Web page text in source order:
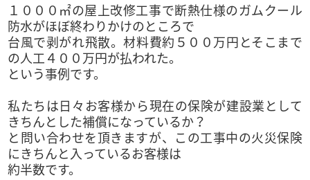
１０００㎡の屋上改修工事で断熱仕様のガムクール
防水がほぼ終わりかけのところで
台風で剥がれ飛散。材料費約５００万円とそこまで
の人工４００万円が払われた。
という事例です。
私たちは日々お客様から現在の保険が建設業として
きちんとした補償になっているか？
と問い合わせを頂きますが、この工事中の火災保険
にきちんと入っているお客様は
約半数です。